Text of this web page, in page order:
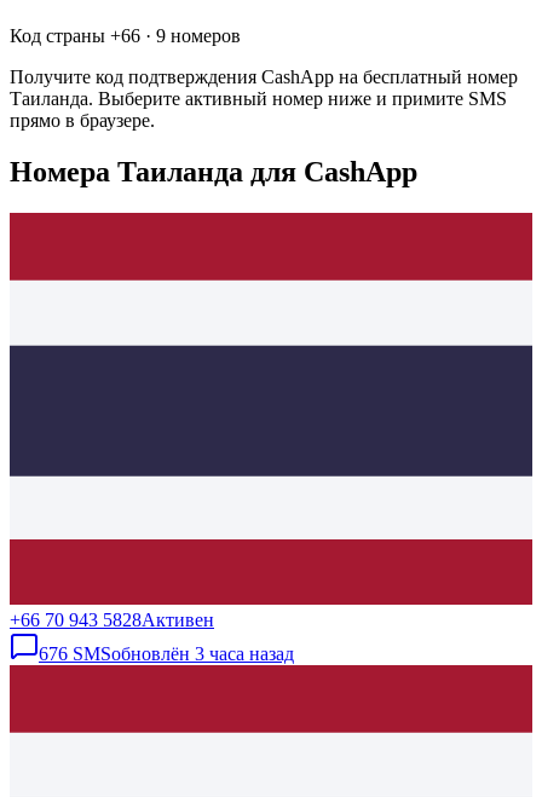
Код страны +66 · 9 номеров
Получите код подтверждения CashApp на бесплатный номер
Таиланда. Выберите активный номер ниже и примите SMS
прямо в браузере.
Номера Таиланда для CashApp
+66 70 943 5828Активен
676 SMSобновлён 3 часа назад